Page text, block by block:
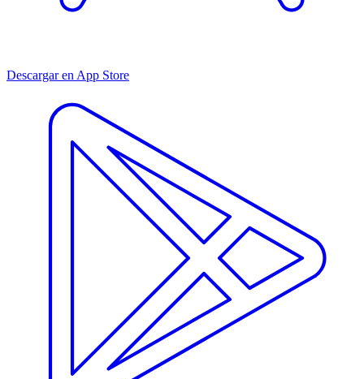
Descargar en App Store